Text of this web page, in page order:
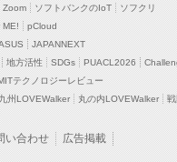
Zoom ソフトバンクのIoT
ソフクリ
ME!
pCloud
JAPANNEXT
地方活性 SDGs PUACL2026
テクノロジーレビュー
九州LOVEWalker 丸の内LOVEWalker
い合わせ 広告掲載